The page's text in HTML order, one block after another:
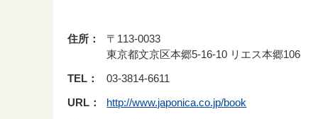
住所：
〒113-0033
東京都文京区本郷5-16-10 リエス本郷106
TEL：
03-3814-6611
URL：
http://www.japonica.co.jp/book